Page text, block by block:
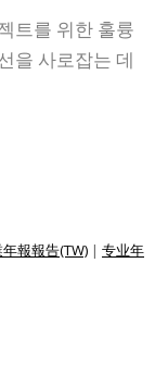
트를 위한 훌륭
을 사로잡는 데
報報告(TW) | 专业年